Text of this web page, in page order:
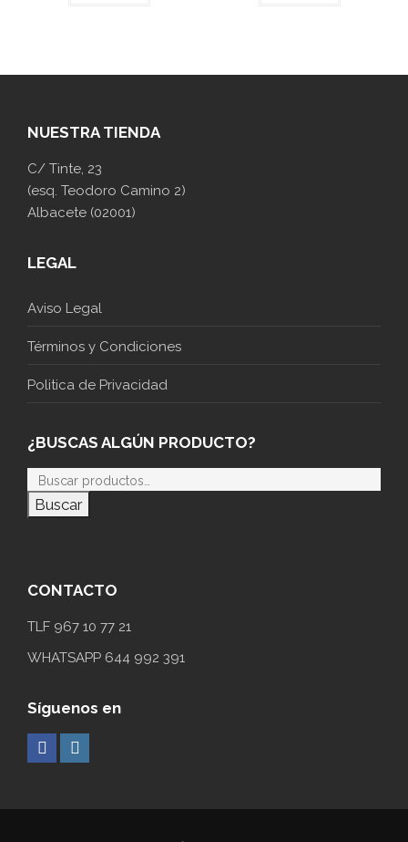
NUESTRA TIENDA
C/ Tinte, 23
(esq. Teodoro Camino 2)
Albacete (02001)
LEGAL
Aviso Legal
Términos y Condiciones
Politica de Privacidad
¿BUSCAS ALGÚN PRODUCTO?
Buscar
CONTACTO
TLF 967 10 77 21
WHATSAPP 644 992 391
Síguenos en